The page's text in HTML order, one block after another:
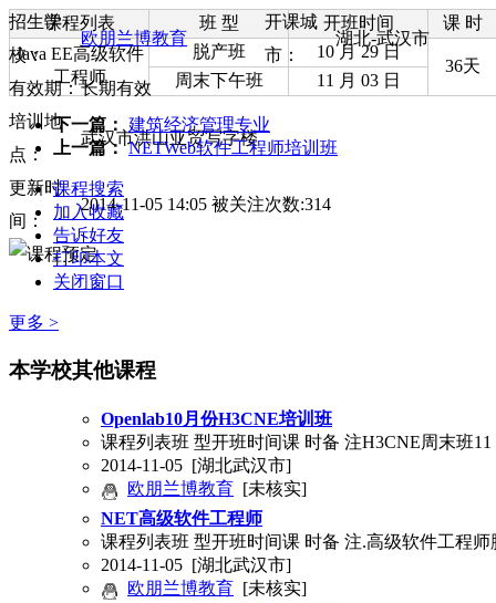
招生学
校：
欧朋兰博教育
开课城
市：
湖北-武汉市
有效期：长期有效
培训地
点：
武汉市洪山亚贸写字楼
更新时
间：
2014-11-05 14:05 被关注次数:314
课程列表 班 型 开班时间
课 时
Java EE高级软件
工程师
脱产班 10 月 29 日
36天
周末下午班 11 月 03 日
下一篇： 建筑经济管理专业
上一篇： NETWeb软件工程师培训班
课程搜索
加入收藏
告诉好友
打印本文
关闭窗口
更多 >
本学校其他课程
Openlab10月份H3CNE培训班
课程列表班 型开班时间课 时备 注H3CNE周末班11
2014-11-05 [湖北武汉市]
欧朋兰博教育 [未核实]
NET高级软件工程师
课程列表班 型开班时间课 时备 注.高级软件工程师
2014-11-05 [湖北武汉市]
欧朋兰博教育 [未核实]